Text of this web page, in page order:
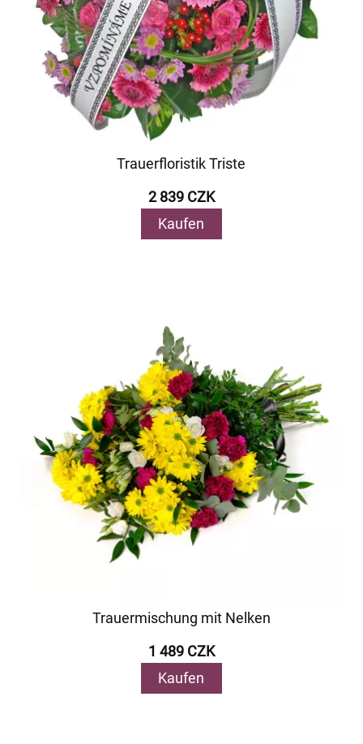
Trauerfloristik Triste
2 839 CZK
Kaufen
Trauermischung mit Nelken
1 489 CZK
Kaufen